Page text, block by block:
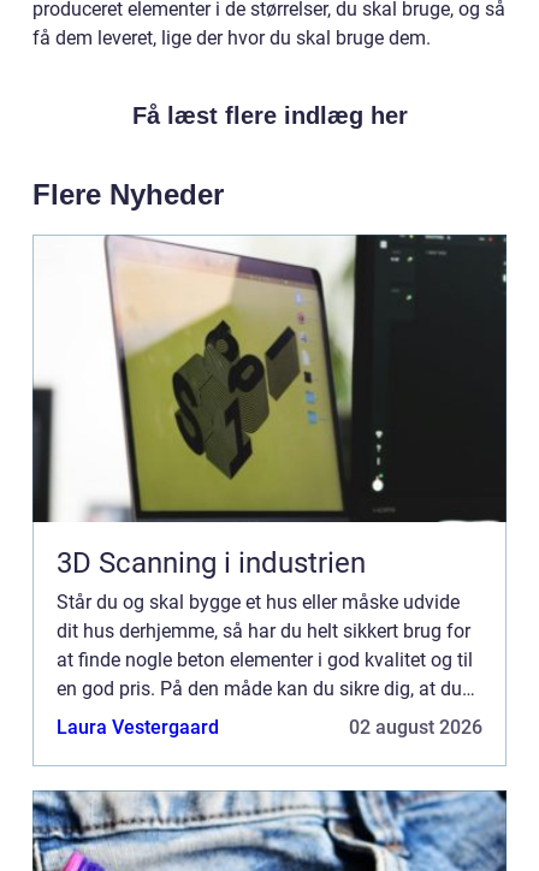
produceret elementer i de størrelser, du skal bruge, og så
få dem leveret, lige der hvor du skal bruge dem.
Få læst flere indlæg her
Flere Nyheder
3D Scanning i industrien
Står du og skal bygge et hus eller måske udvide
dit hus derhjemme, så har du helt sikkert brug for
at finde nogle beton elementer i god kvalitet og til
en god pris. På den måde kan du sikre dig, at du
holder prisen forholdsvis langt nede, når du skal...
Laura Vestergaard 02 august 2026